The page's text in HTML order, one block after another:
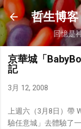
哲生博
回憶是
京華城「
記
3月 12, 2008
上週六（3月8日）帶
驗任意城」去體驗了一